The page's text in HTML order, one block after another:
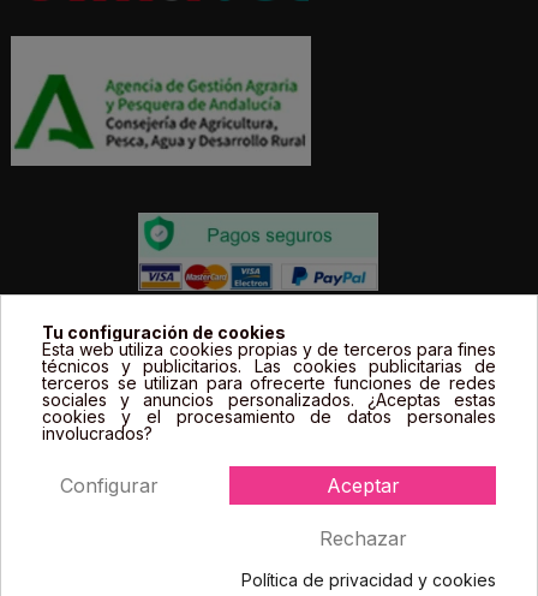
Todos los precios estás expresados en Euros e
incluyen el IVA. | Todas las marcas, logotipos y fotos de
productos son propiedad legal de sus propietarios y
sólo se muestran a título informativo.
Tu configuración de cookies
Esta web utiliza cookies propias y de terceros para fines
técnicos y publicitarios. Las cookies publicitarias de
terceros se utilizan para ofrecerte funciones de redes
sociales y anuncios personalizados. ¿Aceptas estas
cookies y el procesamiento de datos personales
involucrados?
Aceptar
Rechazar
Configurar
Política de privacidad y cookies